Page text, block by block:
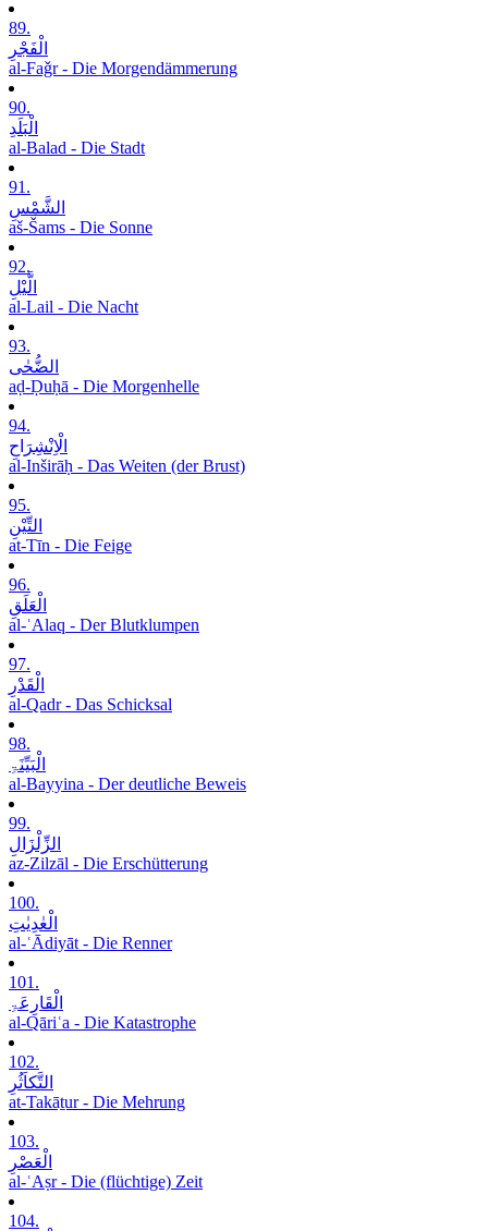
89.
الْفَجْرِ
al-Faǧr - Die Morgendämmerung
90.
الْبَلَدِ
al-Balad - Die Stadt
91.
الشَّمْسِ
aš-Šams - Die Sonne
92.
الَّیْلِ
al-Lail - Die Nacht
93.
الضُّحٰی
aḍ-Ḍuḥā - Die Morgenhelle
94.
الْاِنْشِرَاحِ
al-Inširāḥ - Das Weiten (der Brust)
95.
التِّیْنِ
at-Tīn - Die Feige
96.
الْعَلَقِ
al-ʿAlaq - Der Blutklumpen
97.
الْقَدْرِ
al-Qadr - Das Schicksal
98.
الْبَیِّنَۃِ
al-Bayyina - Der deutliche Beweis
99.
الزِّلْزَالِ
az-Zilzāl - Die Erschütterung
100.
الْعٰدِیٰتِ
al-ʿĀdiyāt - Die Renner
101.
الْقَارِعَۃِ
al-Qāriʿa - Die Katastrophe
102.
التَّکاَثُرِ
at-Takāṯur - Die Mehrung
103.
الْعَصْرِ
al-ʿAṣr - Die (flüchtige) Zeit
104.